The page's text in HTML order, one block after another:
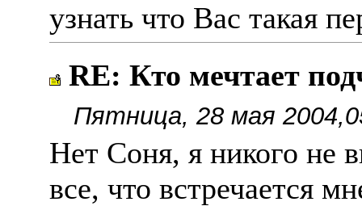
узнать что Вас такая
RE: Кто мечтает
Пятница, 28 мая
Нет Соня, я никого не
все, что встречается